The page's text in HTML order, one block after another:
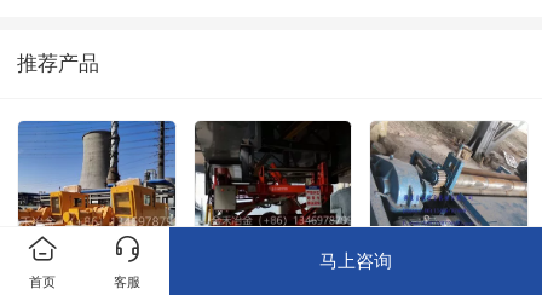
推荐产品
首页 客服
马上咨询